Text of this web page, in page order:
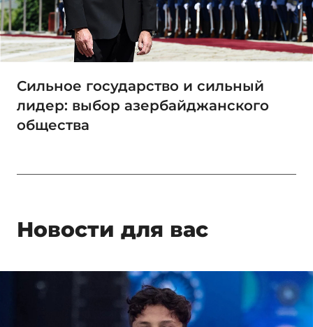
Сильное государство и сильный
лидер: выбор азербайджанского
общества
Новости для вас